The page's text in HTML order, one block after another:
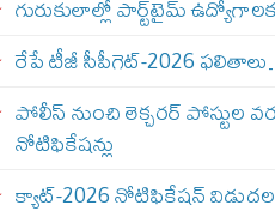
గురుకులాల్లో పార్ట్‌టైమ్
రేపే టీజీ సీపీగెట్‌-2026
పోలీస్ నుంచి లెక్చరర్ పోస్టుల
నోటిఫికేషన్లు
క్యాట్-2026 నోటిఫికేషన్